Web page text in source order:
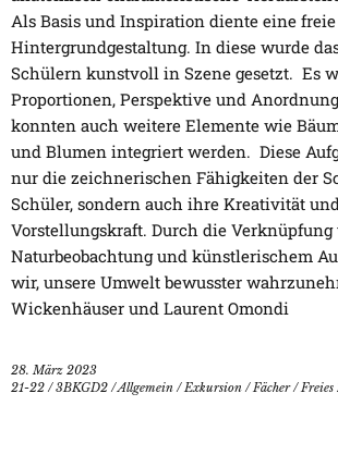
Als Basis und Inspiration diente eine freie
Hintergrundgestaltung. In diese wurde
Schülern kunstvoll in Szene gesetzt. Es
Proportionen, Perspektive und
konnten auch weitere Elemente wie
und Blumen integriert werden. Diese
nur die zeichnerischen Fähigkeiten der
Schüler, sondern auch ihre Kreativität
Vorstellungskraft. Durch die Verknüpfung
Naturbeobachtung und künstlerischem
wir, unsere Umwelt bewusster
Wickenhäuser und Laurent Omondi
28. März 2023
21-22 /3BKGD2 /Allgemein /Exkursion /Fächer/Freies